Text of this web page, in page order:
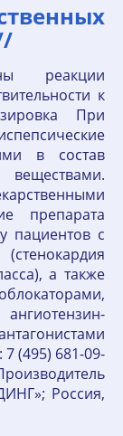
реакции
к
При
в состав
препарата
пациентов с
а также
(495) 681-09-
Россия,